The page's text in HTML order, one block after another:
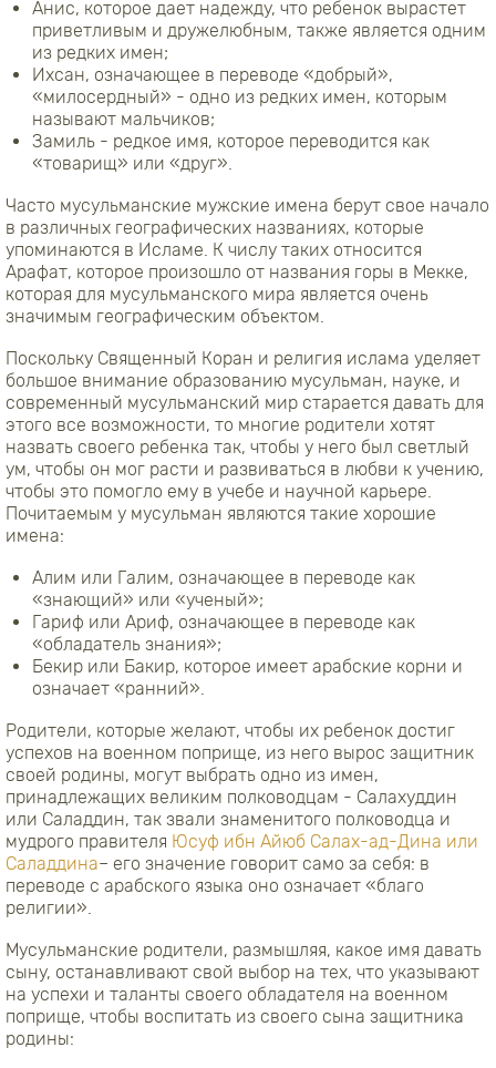
Анис, которое дает надежду, что ребенок вырастет
приветливым и дружелюбным, также является одним
из редких имен;
Ихсан, означающее в переводе «добрый»,
«милосердный» - одно из редких имен, которым
называют мальчиков;
Замиль - редкое имя, которое переводится как
«товарищ» или «друг».
Часто мусульманские мужские имена берут свое начало
в различных географических названиях, которые
упоминаются в Исламе. К числу таких относится
Арафат, которое произошло от названия горы в Мекке,
которая для мусульманского мира является очень
значимым географическим объектом.
Поскольку Священный Коран и религия ислама уделяет
большое внимание образованию мусульман, науке, и
современный мусульманский мир старается давать для
этого все возможности, то многие родители хотят
назвать своего ребенка так, чтобы у него был светлый
ум, чтобы он мог расти и развиваться в любви к учению,
чтобы это помогло ему в учебе и научной карьере.
Почитаемым у мусульман являются такие хорошие
имена:
Алим или Галим, означающее в переводе как
«знающий» или «ученый»;
Гариф или Ариф, означающее в переводе как
«обладатель знания»;
Бекир или Бакир, которое имеет арабские корни и
означает «ранний».
Родители, которые желают, чтобы их ребенок достиг
успехов на военном поприще, из него вырос защитник
своей родины, могут выбрать одно из имен,
принадлежащих великим полководцам - Салахуддин
или Саладдин, так звали знаменитого полководца и
мудрого правителя Юсуф ибн Айюб Салах-ад-Дина или
Саладдина– его значение говорит само за себя: в
переводе с арабского языка оно означает «благо
религии».
Мусульманские родители, размышляя, какое имя давать
сыну, останавливают свой выбор на тех, что указывают
на успехи и таланты своего обладателя на военном
поприще, чтобы воспитать из своего сына защитника
родины: